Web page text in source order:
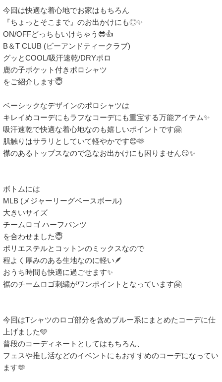
今回は快適な着心地でお家はもちろん
『ちょっとそこまで』のお出かけにも◎✨️
ON/OFFどっちもいけちゃう😎👍
B＆T CLUB (ビーアンドティークラブ)
グッとCOOL/吸汗速乾/DRYポロ
鹿の子ポケット付きポロシャツ
をご紹介します😇
ベーシックなデザインのポロシャツは
キレイめコーデにもラフなコーデにも重宝する万能アイテム✨️
吸汗速乾で快適な着心地なのも嬉しいポイントです🤗
肌触りはサラリとしていて軽やかです😊🫶
襟のあるトップスなので急なお出かけにも困りません😏✨️
ボトムには
MLB (メジャーリーグベースボール)
大きいサイズ
チームロゴ ハーフパンツ
を合わせました😇
ポリエステルとコットンのミックスなので
程よく厚みのある生地なのに軽い🪶
おうち時間も快適に過ごせます✨️
裾のチームロゴ刺繍がワンポイントとなっています🤗
今回はTシャツのロゴ部分を含めブルー系にまとめたコーデに仕
上げました🩵
普段のコーディネートとしてはもちろん、
フェスや推し活などのイベントにもおすすめのコーデになってい
ます🫶